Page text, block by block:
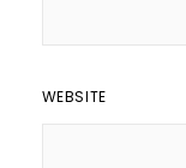
WEBSITE